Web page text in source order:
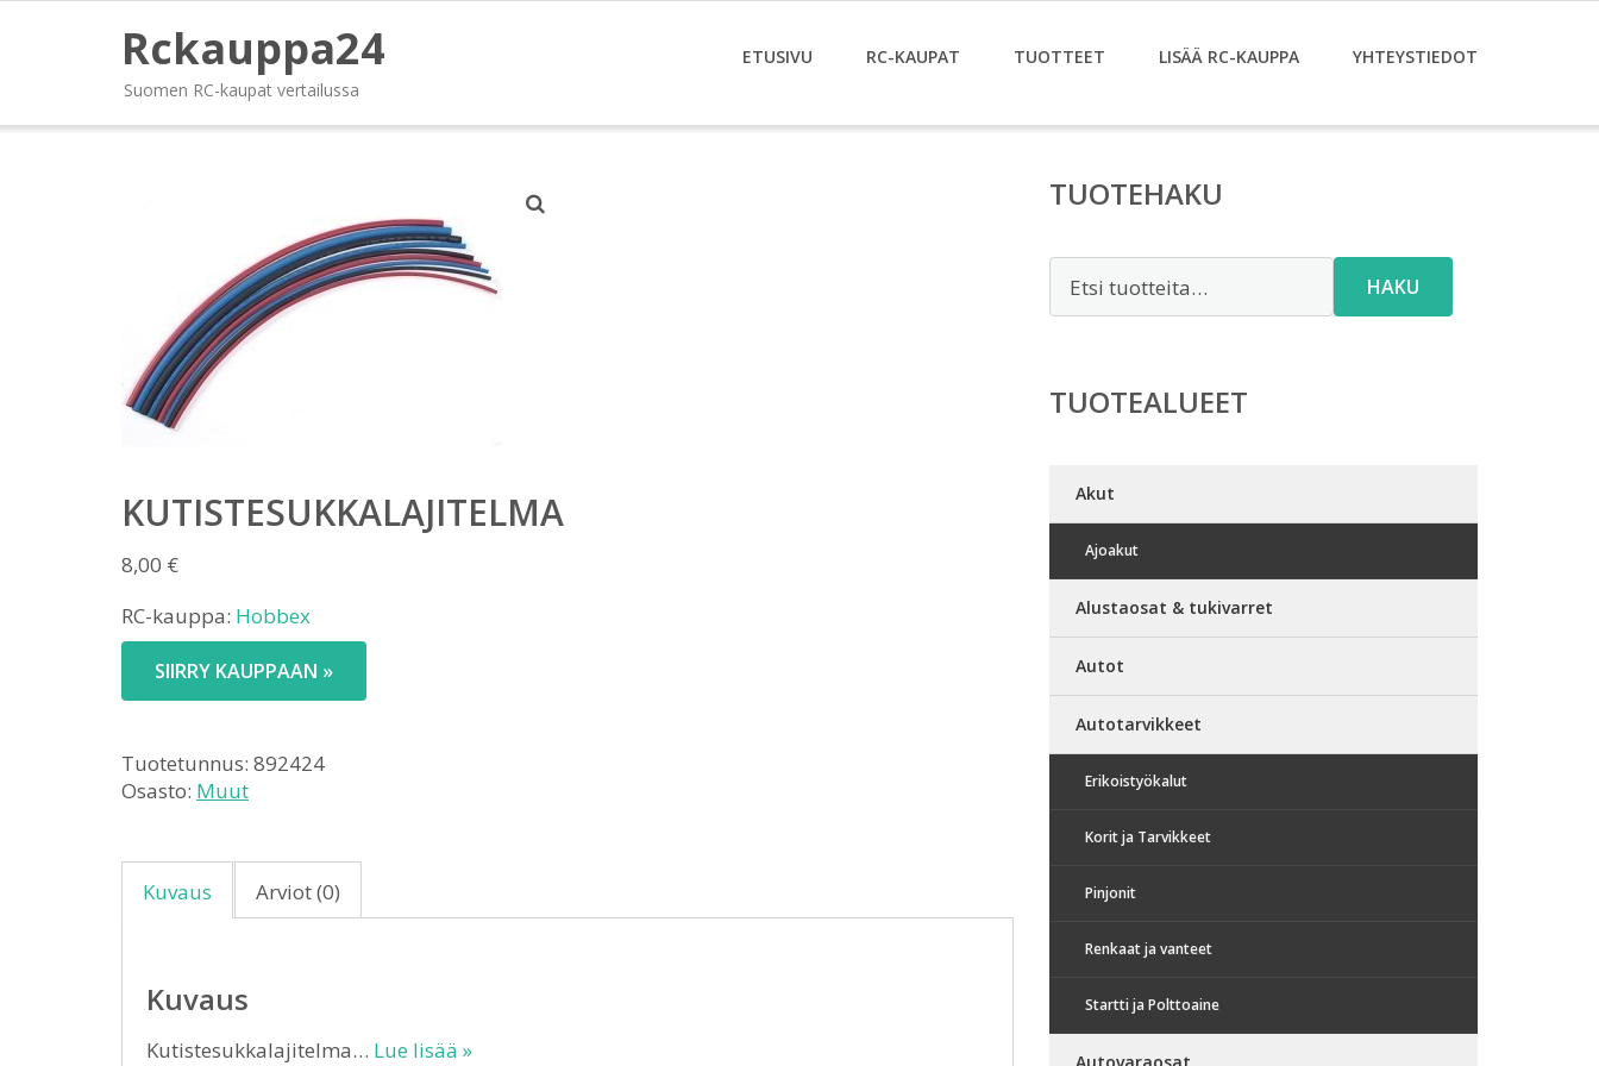
Rckauppa24
Suomen RC-kaupat vertailussa
ETUSIVU RC-KAUPAT TUOTTEET LISÄÄ RC-KAUPPA YHTEYSTIEDOT
KUTISTESUKKALAJITELMA
8,00 €
RC-kauppa: Hobbex
SIIRRY KAUPPAAN »
Tuotetunnus: 892424
Osasto: Muut
Kuvaus Arviot (0)
Kuvaus
Kutistesukkalajitelma… Lue lisää »
TUOTEHAKU
HAKU
TUOTEALUEET
Akut
Ajoakut
Alustaosat & tukivarret
Autot
Autotarvikkeet
Erikoistyökalut
Korit ja Tarvikkeet
Pinjonit
Renkaat ja vanteet
Startti ja Polttoaine